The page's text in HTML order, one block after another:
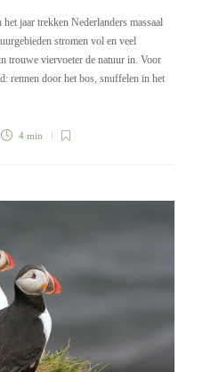
jaar trekken Nederlanders massaal
stromen vol en veel
trouwe viervoeter de natuur in. Voor
rennen door het bos, snuffelen in het
4 min